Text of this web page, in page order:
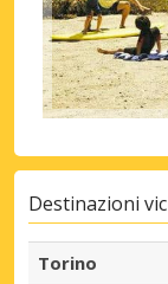
Destinazioni
Torino